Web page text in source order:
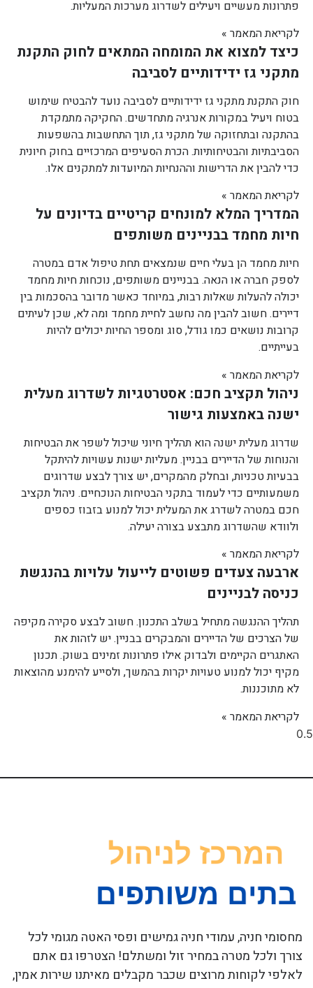
פתרונות מעשיים ויעילים לשדרוג מערכות המעליות.
לקריאת המאמר »
כיצד למצוא את המומחה המתאים לחוק התקנת
מתקני גז ידידותיים לסביבה
חוק התקנת מתקני גז ידידותיים לסביבה נועד להבטיח שימוש
בטוח ויעיל במקורות אנרגיה מתחדשים. החקיקה מתמקדת
בהתקנה ובתחזוקה של מתקני גז, תוך התחשבות בהשפעות
הסביבתיות והבטיחותיות. הכרת הסעיפים המרכזיים בחוק חיונית
כדי להבין את הדרישות וההנחיות המיועדות למתקנים אלו.
לקריאת המאמר »
המדריך המלא למונחים קריטיים בדיונים על
חיות מחמד בבניינים משותפים
חיות מחמד הן בעלי חיים שנמצאים תחת טיפול אדם במטרה
לספק חברה או הנאה. בבניינים משותפים, נוכחות חיות מחמד
יכולה להעלות שאלות רבות, במיוחד כאשר מדובר בהסכמות בין
דיירים. חשוב להבין מה נחשב לחיית מחמד ומה לא, שכן לעיתים
קרובות נושאים כמו גודל, סוג ומספר החיות יכולים להיות
בעייתיים.
לקריאת המאמר »
ניהול תקציב חכם: אסטרטגיות לשדרוג מעלית
ישנה באמצעות גישור
שדרוג מעלית ישנה הוא תהליך חיוני שיכול לשפר את הבטיחות
והנוחות של הדיירים בבניין. מעליות ישנות עשויות להיתקל
בבעיות טכניות, ובחלק מהמקרים, יש צורך לבצע שדרוגים
משמעותיים כדי לעמוד בתקני הבטיחות הנוכחיים. ניהול תקציב
חכם במטרה לשדרג את המעלית יכול למנוע בזבוז כספים
ולוודא שהשדרוג מתבצע בצורה יעילה.
לקריאת המאמר »
ארבעה צעדים פשוטים לייעול עלויות בהנגשת
כניסה לבניינים
תהליך ההנגשה מתחיל בשלב התכנון. חשוב לבצע סקירה מקיפה
של הצרכים של הדיירים והמבקרים בבניין. יש לזהות את
האתגרים הקיימים ולבדוק אילו פתרונות זמינים בשוק. תכנון
מקיף יכול למנוע טעויות יקרות בהמשך, ולסייע להימנע מהוצאות
לא מתוכננות.
לקריאת המאמר »
מחסומי חניה, עמודי חניה גמישים ופסי האטה מגומי לכל
צורך ולכל מטרה במחיר זול ומשתלם! הצטרפו גם אתם
לאלפי לקוחות מרוצים שכבר מקבלים מאיתנו שירות אמין,